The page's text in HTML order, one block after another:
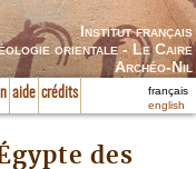
Institut français
orientale - Le Caire
Archéo-Nil
aide crédits
français
english
des